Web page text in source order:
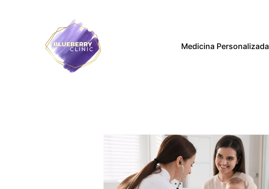
Medicina Personalizada